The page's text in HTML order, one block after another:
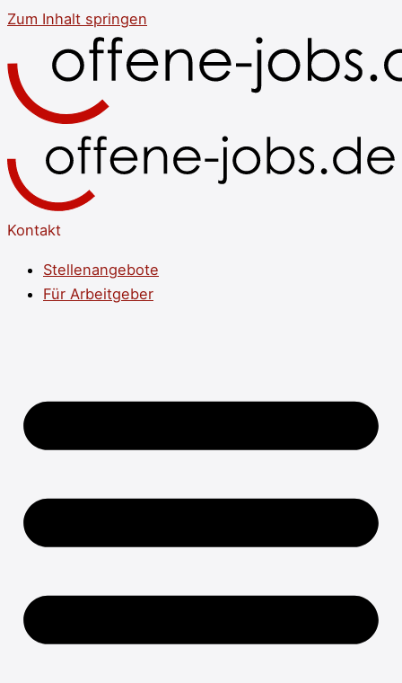
Zum Inhalt springen
Kontakt
Stellenangebote
Für Arbeitgeber